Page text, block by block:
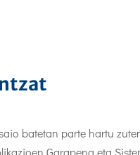
batetan parte hartu